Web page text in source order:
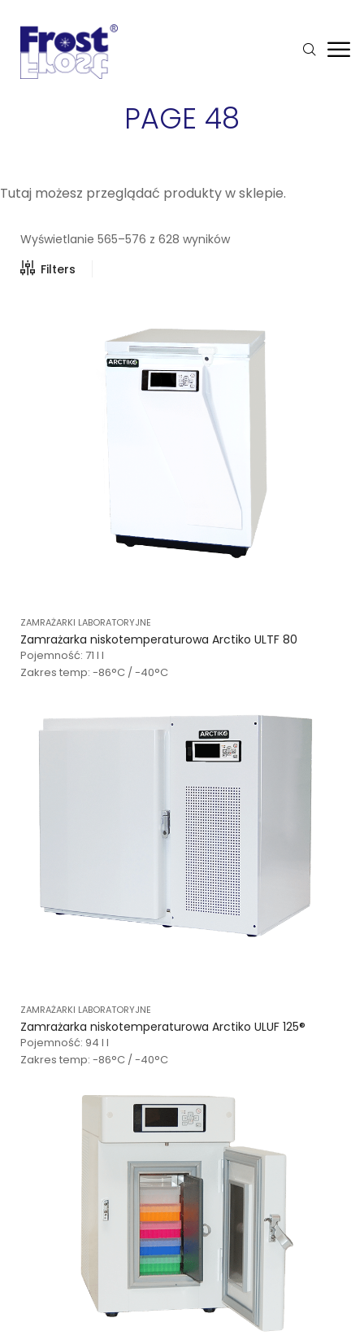
PAGE 48
Tutaj możesz przeglądać produkty w sklepie.
Wyświetlanie 565–576 z 628 wyników
Filters
ZAMRAŻARKI LABORATORYJNE
Zamrażarka niskotemperaturowa Arctiko ULTF 80
Pojemność: 71 l l
Zakres temp: -86°C / -40°C
ZAMRAŻARKI LABORATORYJNE
Zamrażarka niskotemperaturowa Arctiko ULUF 125®
Pojemność: 94 l l
Zakres temp: -86°C / -40°C